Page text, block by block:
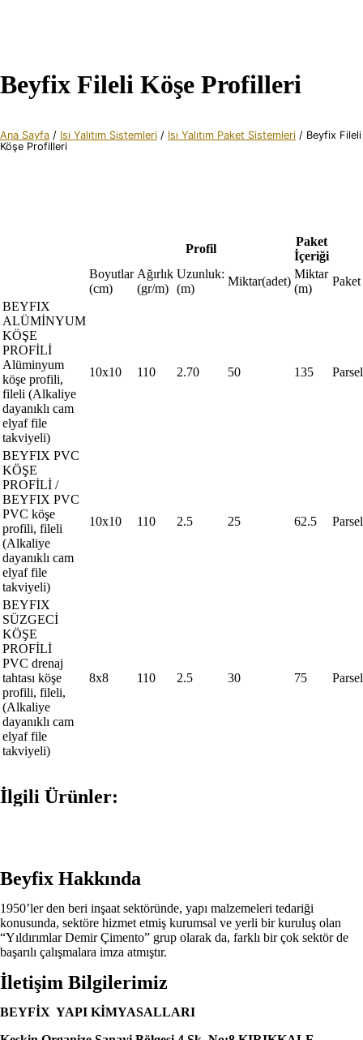
Beyfix Fileli Köşe Profilleri
Ana Sayfa / Isı Yalıtım Sistemleri / Isı Yalıtım Paket Sistemleri / Beyfix Fileli
Köşe Profilleri
Profil
Paket
İçeriği
Boyutlar
(cm)
Ağırlık
(gr/m)
Uzunluk:
(m)
Miktar(adet)
Miktar
(m)
Paket
BEYFIX
ALÜMİNYUM
KÖŞE
PROFİLİ
Alüminyum
köşe profili,
fileli (Alkaliye
dayanıklı cam
elyaf file
takviyeli)
10x10 110 2.70 50 135 Parsel
BEYFIX PVC
KÖŞE
PROFİLİ /
BEYFIX PVC
PVC köşe
profili, fileli
(Alkaliye
dayanıklı cam
elyaf file
takviyeli)
10x10 110 2.5 25 62.5 Parsel
BEYFIX
SÜZGECİ
KÖŞE
PROFİLİ
PVC drenaj
tahtası köşe
profili, fileli,
(Alkaliye
dayanıklı cam
elyaf file
takviyeli)
8x8 110 2.5 30 75 Parsel
İlgili Ürünler:
Beyfix Hakkında
1950’ler den beri inşaat sektöründe, yapı malzemeleri tedariği
konusunda, sektöre hizmet etmiş kurumsal ve yerli bir kuruluş olan
“Yıldırımlar Demir Çimento” grup olarak da, farklı bir çok sektör de
başarılı çalışmalara imza atmıştır.
İletişim Bilgilerimiz
BEYFİX YAPI KİMYASALLARI